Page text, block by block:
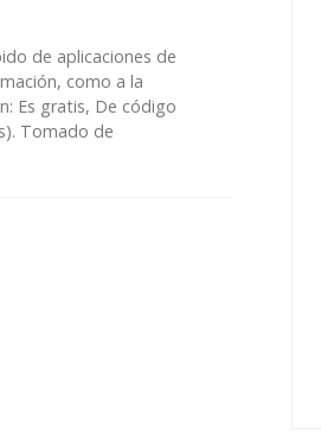
de aplicaciones de
como a la
Es gratis, De código
Tomado de